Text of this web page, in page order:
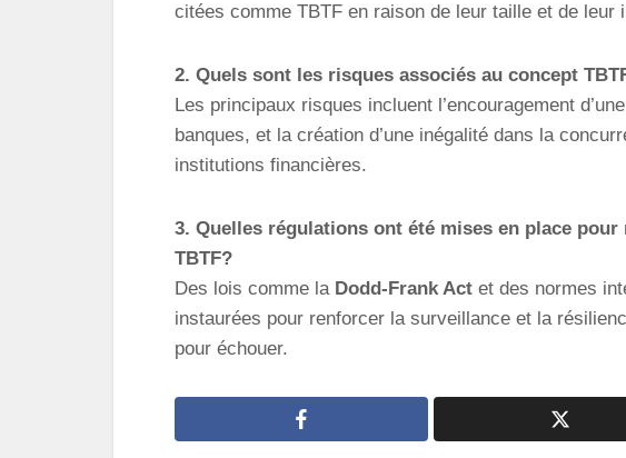
citées comme TBTF en raison de leur taille et de leur
2. Quels sont les risques associés au concept
Les principaux risques incluent l’encouragement
banques, et la création d’une inégalité dans la
institutions financières.
3. Quelles régulations ont été mises en place
TBTF?
Des lois comme la Dodd-Frank Act et des normes
instaurées pour renforcer la surveillance et la
pour échouer.